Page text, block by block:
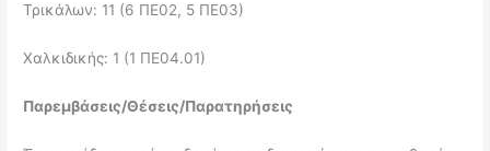
Τρικάλων: 11 (6 ΠΕ02, 5 ΠΕ03)
Χαλκιδικής: 1 (1 ΠΕ04.01)
Παρεμβάσεις/Θέσεις/Παρατηρήσεις